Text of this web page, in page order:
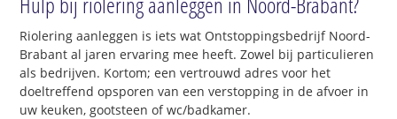
Riolering aanleggen is iets wat Ontstoppingsbedrijf Noord-
Brabant al jaren ervaring mee heeft. Zowel bij particulieren
als bedrijven. Kortom; een vertrouwd adres voor het
doeltreffend opsporen van een verstopping in de afvoer in
uw keuken, gootsteen of wc/badkamer.